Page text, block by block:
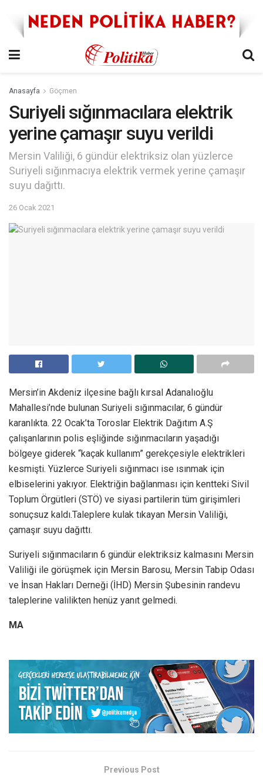
Anasayfa Göçmen
Suriyeli sığınmacılara elektrik
yerine çamaşır suyu verildi
Mersin Valiliği, 6 gündür elektriksiz olan yüzlerce
Suriyeli sığınmacıya elektrik vermek yerine çamaşır
suyu dağıttı.
26 Ocak 2021
Mersin’in Akdeniz ilçesine bağlı kırsal Adanalıoğlu
Mahallesi’nde bulunan Suriyeli sığınmacılar, 6 gündür
karanlıkta. 22 Ocak’ta Toroslar Elektrik Dağıtım A.Ş
çalışanlarının polis eşliğinde sığınmacıların yaşadığı
bölgeye giderek “kaçak kullanım” gerekçesiyle elektrikleri
kesmişti. Yüzlerce Suriyeli sığınmacı ise ısınmak için
elbiselerini yakıyor. Elektriğin bağlanması için kentteki Sivil
Toplum Örgütleri (STÖ) ve siyasi partilerin tüm girişimleri
sonuçsuz kaldı.Taleplere kulak tıkayan Mersin Valiliği,
çamaşır suyu dağıttı.
Suriyeli sığınmacıların 6 gündür elektriksiz kalmasını Mersin
Valiliği ile görüşmek için Mersin Barosu, Mersin Tabip Odası
ve İnsan Hakları Derneği (İHD) Mersin Şubesinin randevu
taleplerine valilikten henüz yanıt gelmedi.
MA
Previous Post